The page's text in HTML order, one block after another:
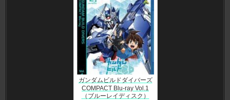
ガンダムビルドダイバーズ
COMPACT Blu-ray Vol.1
（ブルーレイディスク）